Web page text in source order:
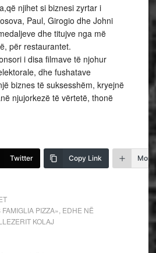
njihet si biznesi zyrtar i
Paul, Girogio dhe Johni
dhe titujve nga më
për restaurantet.
i disa filmave të njohur
dhe fushatave
biznes të suksesshëm, kryejnë
njujorkezë të vërtetë, thonë
Twitter Copy Link More
FAMIGLIA PIZZA» EDHE NË
KOLAJ